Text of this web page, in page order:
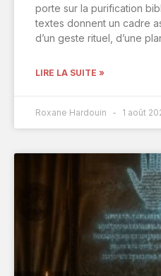
porte sur la purification
textes donnent un cadre
d’un geste rituel, d’une
LIRE LA SUITE »
Roxane Hardouin 1 août